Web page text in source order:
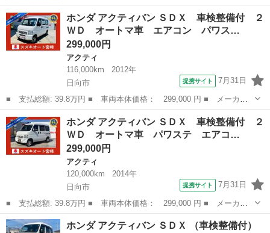
ホンダ アクティバン ＳＤＸ 車検整備付 ２
ＷＤ オートマ車 エアコン パワス…
299,000円
アクティ
116,000km
2012年
日向市
提携サイト 7月31日
■ 支払総額: 39.8万円 ■ 車両本体価格： 299,000 円 ■ メーカー
名： ホンダ ■ 車種名： アクティバン ■ グレード名： ＳＤ
Ｘ 車検整備付 ２ＷＤ オートマ車 エアコン パワステ エアバ
ック 安全ボデ...
宮崎 日向市 アクティ
ホンダ アクティバン ＳＤＸ 車検整備付 ２
ＷＤ オートマ車 パワステ エアコ…
299,000円
アクティ
120,000km
2014年
日向市
提携サイト 7月31日
■ 支払総額: 39.8万円 ■ 車両本体価格： 299,000 円 ■ メーカー
名： ホンダ ■ 車種名： アクティバン ■ グレード名： ＳＤ
Ｘ 車検整備付 ２ＷＤ オートマ車 パワステ エアコン 両側ス
宮崎 日向市 アクティ
ホンダ アクティバン ＳＤＸ （車検整備付）